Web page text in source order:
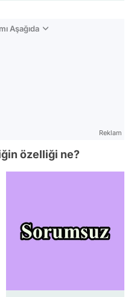
Aşağıda
Reklam
özelliği ne?